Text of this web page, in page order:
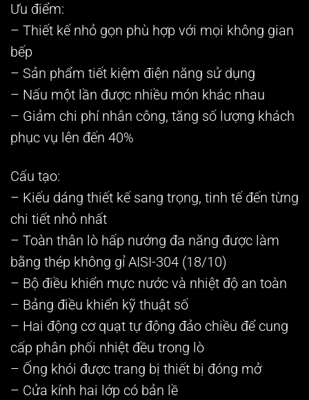
Ưu điểm:
– Thiết kế nhỏ gọn phù hợp với mọi không gian
bếp
– Sản phẩm tiết kiệm điện năng sử dụng
– Nấu một lần được nhiều món khác nhau
– Giảm chi phí nhân công, tăng số lượng khách
phục vụ lên đến 40%
Cấu tạo:
– Kiếu dáng thiết kế sang trọng, tinh tế đến từng
chi tiết nhỏ nhất
– Toàn thân lò hấp nướng đa năng được làm
bằng thép không gỉ AISI-304 (18/10)
– Bộ điều khiển mực nước và nhiệt độ an toàn
– Bảng điều khiển kỹ thuật số
– Hai động cơ quạt tự động đảo chiều để cung
cấp phân phối nhiệt đều trong lò
– Ống khói được trang bị thiết bị đóng mở
– Cửa kính hai lớp có bản lề